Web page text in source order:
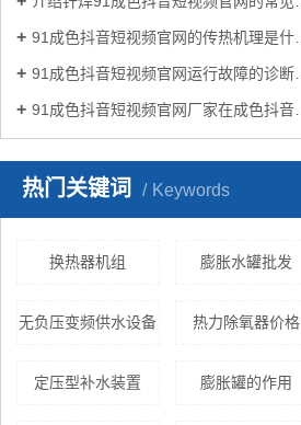
91成色抖音短视频官网的传热机理是什么?
91成色抖音短视频官网运行故障的诊断及处理方法
91成色抖音短视频官网厂家在成色抖音生活中有哪些作用？
热门关键词 Keywords
换热器机组 膨胀水罐批发
无负压变频供水设备 热力除氧器价格
定压型补水装置 膨胀罐的作用